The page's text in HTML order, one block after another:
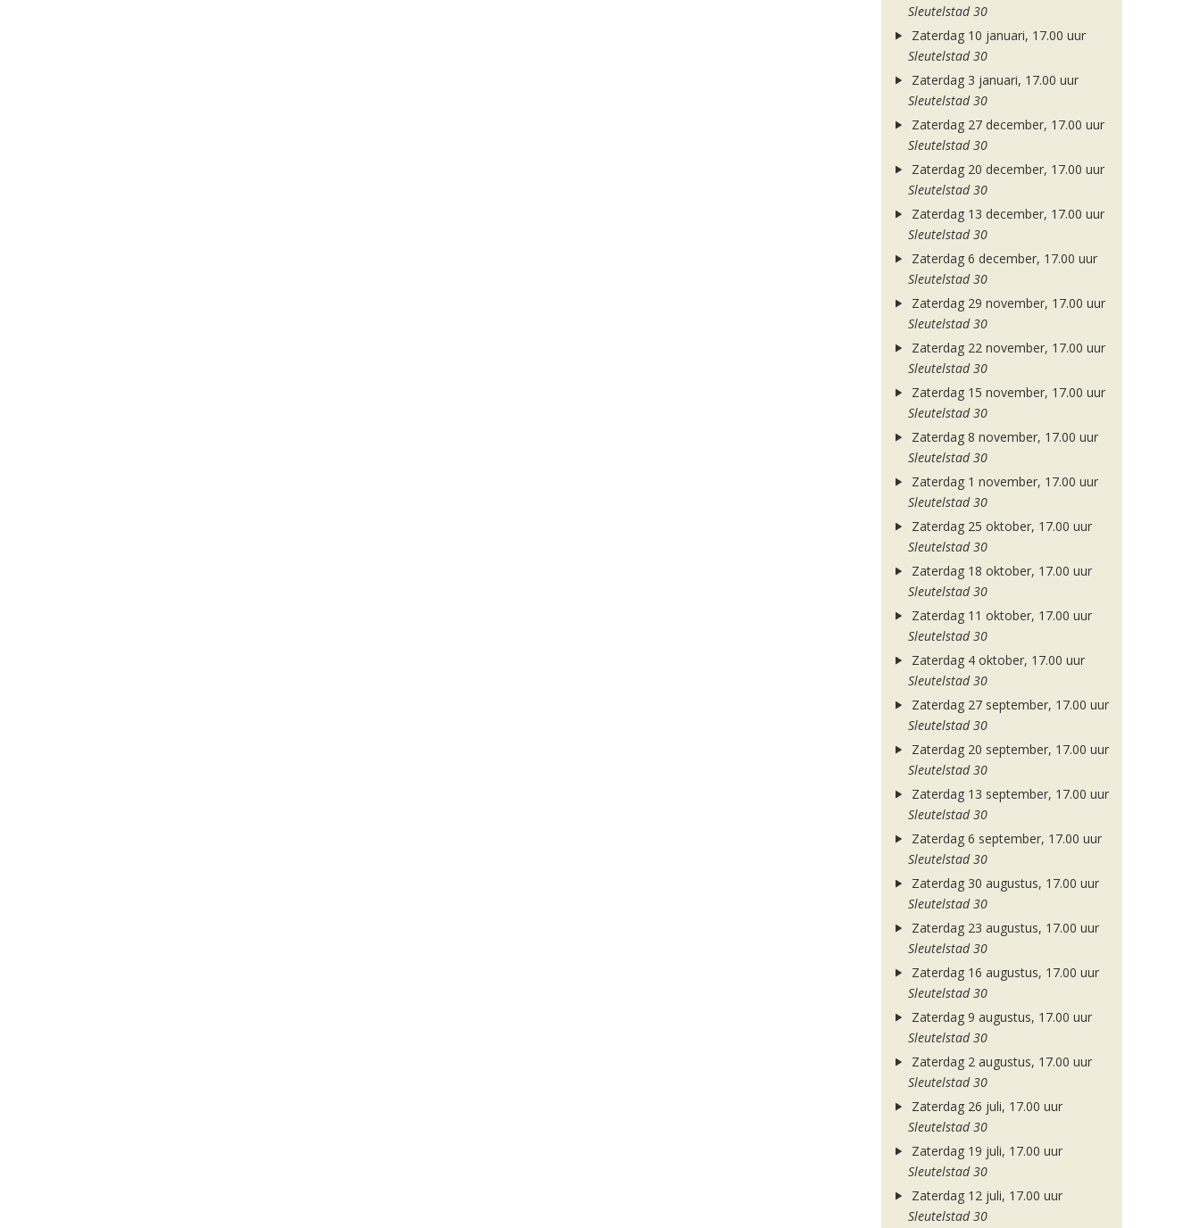
Sleutelstad 30
Zaterdag 10 januari, 17.00 uur
Sleutelstad 30
Zaterdag 3 januari, 17.00 uur
Sleutelstad 30
Zaterdag 27 december, 17.00 uur
Sleutelstad 30
Zaterdag 20 december, 17.00 uur
Sleutelstad 30
Zaterdag 13 december, 17.00 uur
Sleutelstad 30
Zaterdag 6 december, 17.00 uur
Sleutelstad 30
Zaterdag 29 november, 17.00 uur
Sleutelstad 30
Zaterdag 22 november, 17.00 uur
Sleutelstad 30
Zaterdag 15 november, 17.00 uur
Sleutelstad 30
Zaterdag 8 november, 17.00 uur
Sleutelstad 30
Zaterdag 1 november, 17.00 uur
Sleutelstad 30
Zaterdag 25 oktober, 17.00 uur
Sleutelstad 30
Zaterdag 18 oktober, 17.00 uur
Sleutelstad 30
Zaterdag 11 oktober, 17.00 uur
Sleutelstad 30
Zaterdag 4 oktober, 17.00 uur
Sleutelstad 30
Zaterdag 27 september, 17.00 uur
Sleutelstad 30
Zaterdag 20 september, 17.00 uur
Sleutelstad 30
Zaterdag 13 september, 17.00 uur
Sleutelstad 30
Zaterdag 6 september, 17.00 uur
Sleutelstad 30
Zaterdag 30 augustus, 17.00 uur
Sleutelstad 30
Zaterdag 23 augustus, 17.00 uur
Sleutelstad 30
Zaterdag 16 augustus, 17.00 uur
Sleutelstad 30
Zaterdag 9 augustus, 17.00 uur
Sleutelstad 30
Zaterdag 2 augustus, 17.00 uur
Sleutelstad 30
Zaterdag 26 juli, 17.00 uur
Sleutelstad 30
Zaterdag 19 juli, 17.00 uur
Sleutelstad 30
Zaterdag 12 juli, 17.00 uur
Sleutelstad 30